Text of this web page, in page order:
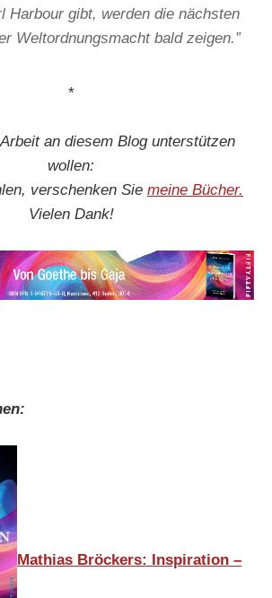
Harbour gibt, werden die nächsten
Weltordnungsmacht bald zeigen.”
*
an diesem Blog unterstützen
wollen:
verschenken Sie meine Bücher.
Vielen Dank!
Mathias Bröckers: Inspiration –